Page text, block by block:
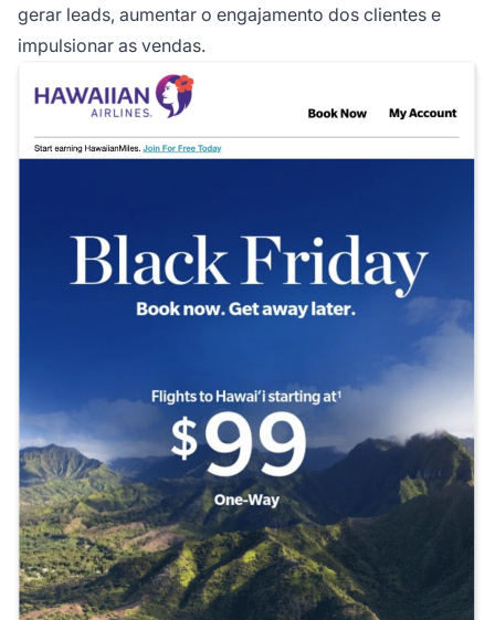
gerar leads, aumentar o engajamento dos clientes e
impulsionar as vendas.